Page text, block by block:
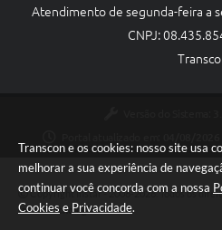
Transcon e os cookies: nosso site usa
melhorar a sua experiência de
continuar você concorda com a nossa
Cookies e Privacidade.
Atendimento de segunda-feira a
CNPJ:
Copyright Instar - 2006-2026. Todos os
Instar Tecnologia